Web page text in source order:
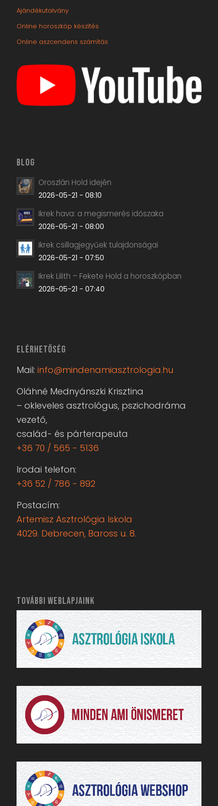
Ajándékutalvány
Online horoszkóp készítés
Online aszcendens számítás
BLOG
Oroszlán Hold idején
2026-05-21 - 08:10
Ikrek hava: a megismerés időszaka
2026-05-21 - 08:00
Ikrek csillagjegyűek tulajdonságai
2026-05-21 - 07:50
Ikrek Lilith – Fekete Hold a horoszkópban
2026-05-21 - 07:40
ELÉRHETŐSÉG
Mail: info@mindenamiasztrologia.hu
Oláhné Mednyánszki Krisztina
– okleveles asztrológus, pszichodráma
vezető,
család- és párterapeuta
+36 70 / 565 - 5136
Irodai telefon:
+36 52 / 786 - 892
Postacím:
Artemisz Asztrológia Iskola
4029. Debrecen, Baross u. 8.
TOVÁBBI WEBLAPJAINK